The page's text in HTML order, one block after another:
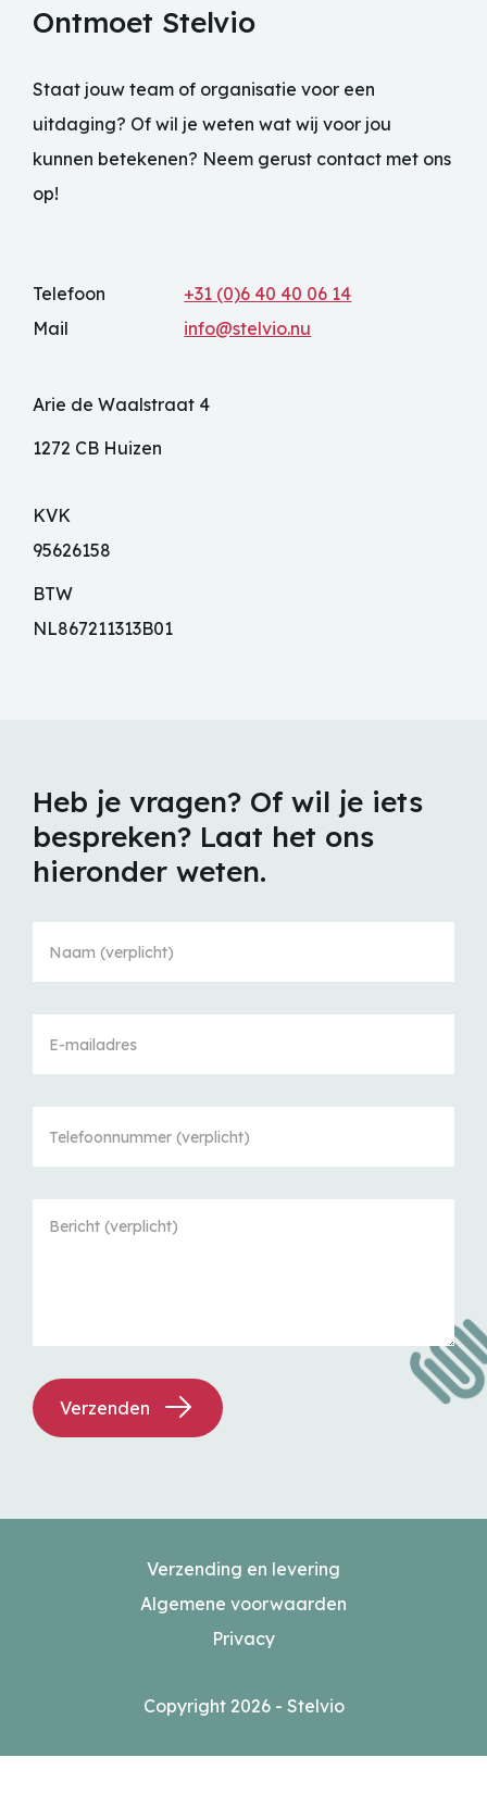
Ontmoet Stelvio
Staat jouw team of organisatie voor een
uitdaging? Of wil je weten wat wij voor jou
kunnen betekenen? Neem gerust contact met ons
op!
Telefoon
+31 (0)6 40 40 06 14
Mail
info@stelvio.nu
Arie de Waalstraat 4
1272 CB Huizen
KVK
95626158
BTW
NL867211313B01
Heb je vragen? Of wil je iets
bespreken? Laat het ons
hieronder weten.
Verzenden
Copyright 2026 - Stelvio
Verzending en levering
Algemene voorwaarden
Privacy